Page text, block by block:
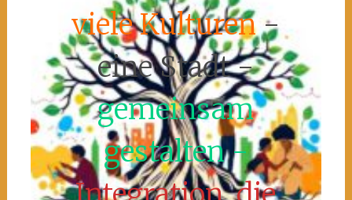
viele Kulturen-
eine Stadt -
gemeinsam
gestalten -